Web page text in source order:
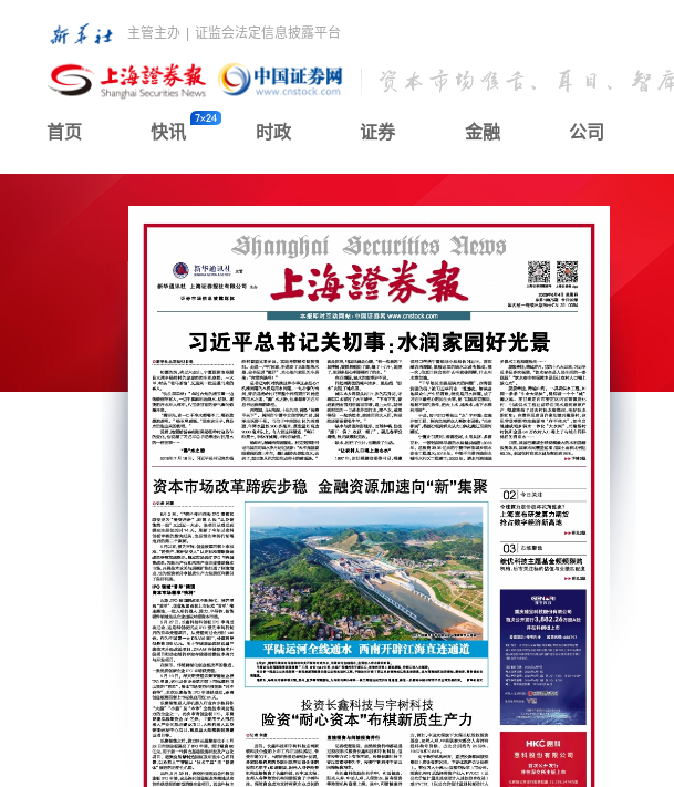
主管主办 证监会法定信息披露平台
首页 快讯 时政 证券 金融 公司